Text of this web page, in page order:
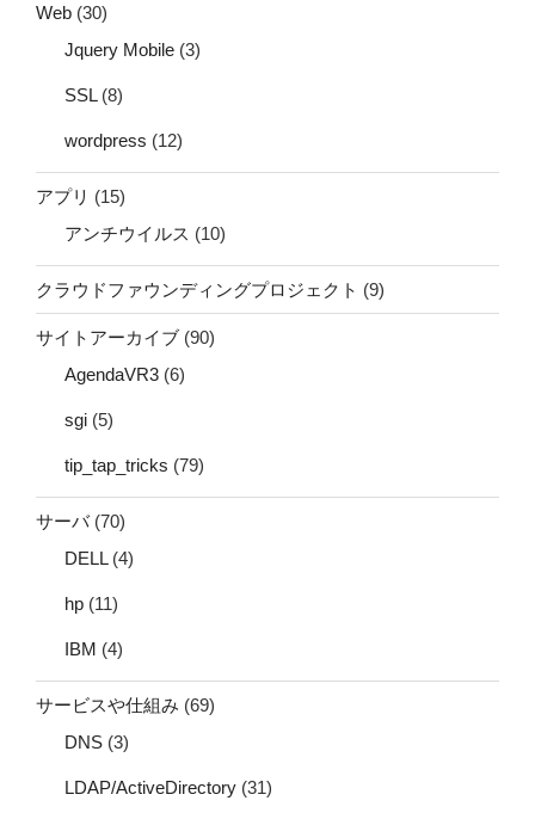
Web (30)
Jquery Mobile (3)
SSL(8)
wordpress (12)
アプリ (15)
アンチウイルス (10)
クラウドファウンディングプロジェクト (9)
サイトアーカイブ (90)
AgendaVR3 (6)
sgi (5)
tip_tap_tricks (79)
サーバ(70)
DELL(4)
hp (11)
IBM (4)
サービスや仕組み (69)
DNS (3)
LDAP/ActiveDirectory (31)